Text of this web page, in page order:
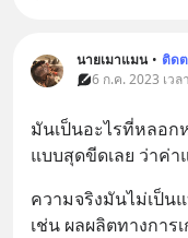
นายเมาแมน • ติด
6 ก.ค. 2023 เว
มันเป็นอะไรที่หลอก
แบบสุดขีดเลย ว่าค่
ความจริงมันไม่เป็น
เช่น ผลผลิตทางการ